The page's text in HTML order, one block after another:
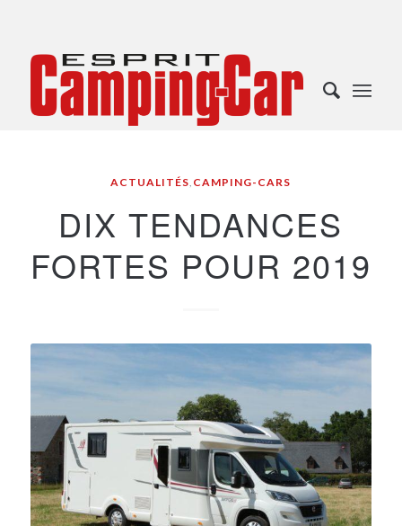
ACTUALITÉS, CAMPING-CARS
DIX TENDANCES
FORTES POUR 2019